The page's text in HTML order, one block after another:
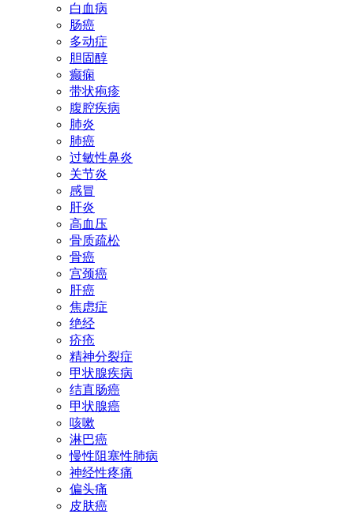
白血病
肠癌
多动症
胆固醇
癫痫
带状疱疹
腹腔疾病
肺炎
肺癌
过敏性鼻炎
关节炎
感冒
肝炎
高血压
骨质疏松
骨癌
宫颈癌
肝癌
焦虑症
绝经
疥疮
精神分裂症
甲状腺疾病
结直肠癌
甲状腺癌
咳嗽
淋巴癌
慢性阻塞性肺病
神经性疼痛
偏头痛
皮肤癌